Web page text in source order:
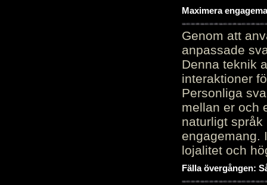
Maximera
Genom att
anpassade
Denna teknik
interaktioner
Personliga
mellan er och
naturligt
engagemang.
lojalitet och
Fälla övergången: